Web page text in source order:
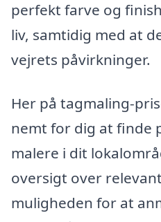
perfekt farve og
liv, samtidig med at
vejrets påvirkninger.
Her på tagmaling-
nemt for dig at finde
malere i dit
oversigt over
muligheden for at